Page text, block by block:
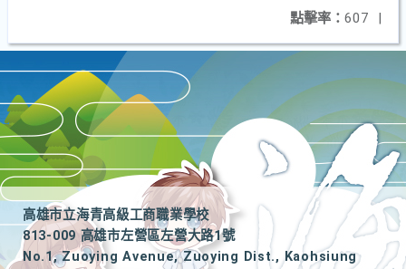
點擊率： 607 |
高雄市立海青高級工商職業學校
813-009 高雄市左營區左營大路1號
No.1, Zuoying Avenue, Zuoying Dist., Kaohsiung